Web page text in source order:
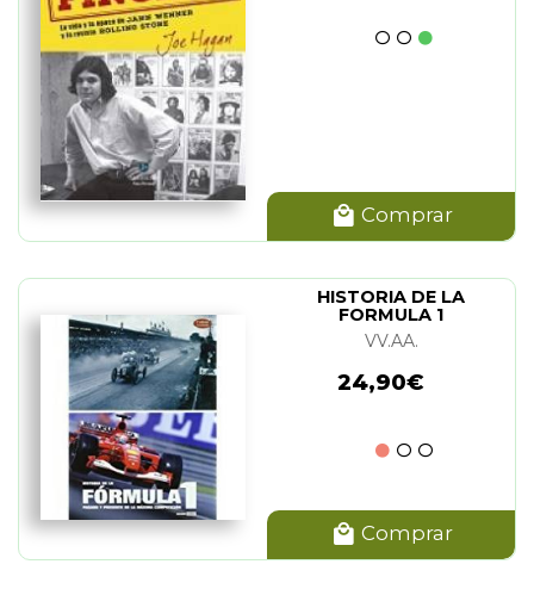
Comprar
HISTORIA DE LA
FORMULA 1
VV.AA.
24,90€
Comprar